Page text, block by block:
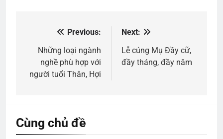
hướng
bài
Previous:
Những loại ngành
nghề phù hợp với
người tuổi Thân, Hợi
Next:
Lễ cúng Mụ Đầy cữ,
đầy tháng, đầy năm
Cùng chủ đề